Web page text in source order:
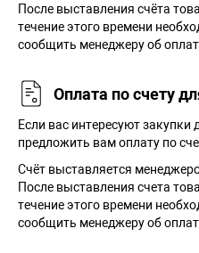
После выставления счёта
течение этого времени
сообщить менеджеру об
Оплата по счету
Если вас интересуют
предложить вам оплату по
Счёт выставляется
После выставления счета
течение этого времени
сообщить менеджеру об